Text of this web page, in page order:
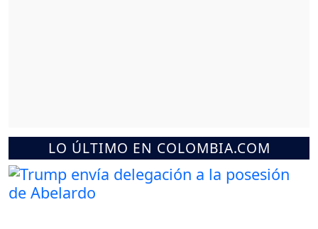
LO ÚLTIMO EN COLOMBIA.COM